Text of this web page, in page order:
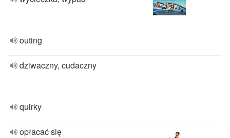
outing
dziwaczny, cudaczny
quirky
opłacać się